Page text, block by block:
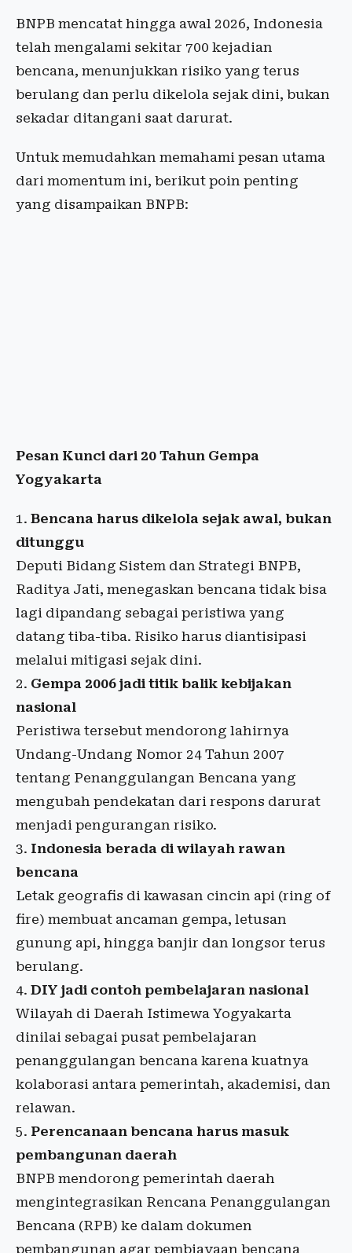
BNPB mencatat hingga awal 2026, Indonesia
telah mengalami sekitar 700 kejadian
bencana, menunjukkan risiko yang terus
berulang dan perlu dikelola sejak dini, bukan
sekadar ditangani saat darurat.
Untuk memudahkan memahami pesan utama
dari momentum ini, berikut poin penting
yang disampaikan BNPB:
Pesan Kunci dari 20 Tahun Gempa
Yogyakarta
Bencana harus dikelola sejak awal, bukan
ditunggu
Deputi Bidang Sistem dan Strategi BNPB,
Raditya Jati, menegaskan bencana tidak bisa
lagi dipandang sebagai peristiwa yang
datang tiba-tiba. Risiko harus diantisipasi
melalui mitigasi sejak dini.
Gempa 2006 jadi titik balik kebijakan
nasional
Peristiwa tersebut mendorong lahirnya
Undang-Undang Nomor 24 Tahun 2007
tentang Penanggulangan Bencana yang
mengubah pendekatan dari respons darurat
menjadi pengurangan risiko.
Indonesia berada di wilayah rawan
bencana
Letak geografis di kawasan cincin api (ring of
fire) membuat ancaman gempa, letusan
gunung api, hingga banjir dan longsor terus
berulang.
DIY jadi contoh pembelajaran nasional
Wilayah di Daerah Istimewa Yogyakarta
dinilai sebagai pusat pembelajaran
penanggulangan bencana karena kuatnya
kolaborasi antara pemerintah, akademisi, dan
relawan.
Perencanaan bencana harus masuk
pembangunan daerah
BNPB mendorong pemerintah daerah
mengintegrasikan Rencana Penanggulangan
Bencana (RPB) ke dalam dokumen
pembangunan agar pembiayaan bencana